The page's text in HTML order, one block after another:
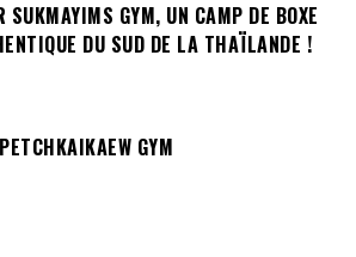
SUKMAYIMS GYM, UN CAMP DE BOXE
DU SUD DE LA THAÏLANDE !
GYM